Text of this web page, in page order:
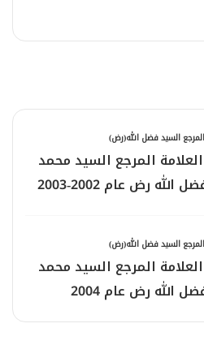
السيد فضل الله(رض)
المرجع السيد محمد
رض عام 2002-2003
السيد فضل الله(رض)
المرجع السيد محمد
الله رض عام 2004